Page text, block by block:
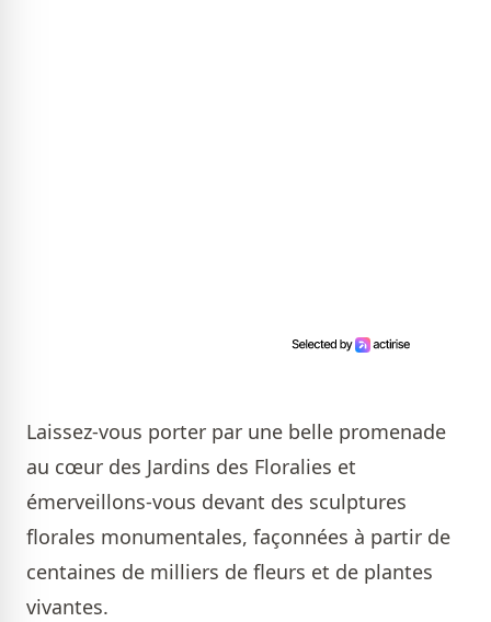
Laissez-vous porter par une belle promenade
au cœur des Jardins des Floralies et
émerveillons-vous devant des sculptures
florales monumentales, façonnées à partir de
centaines de milliers de fleurs et de plantes
vivantes.